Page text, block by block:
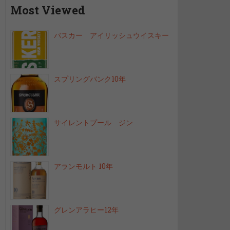
Most Viewed
バスカー アイリッシュウイスキー
スプリングバンク10年
サイレントプール ジン
アランモルト 10年
グレンアラヒー12年